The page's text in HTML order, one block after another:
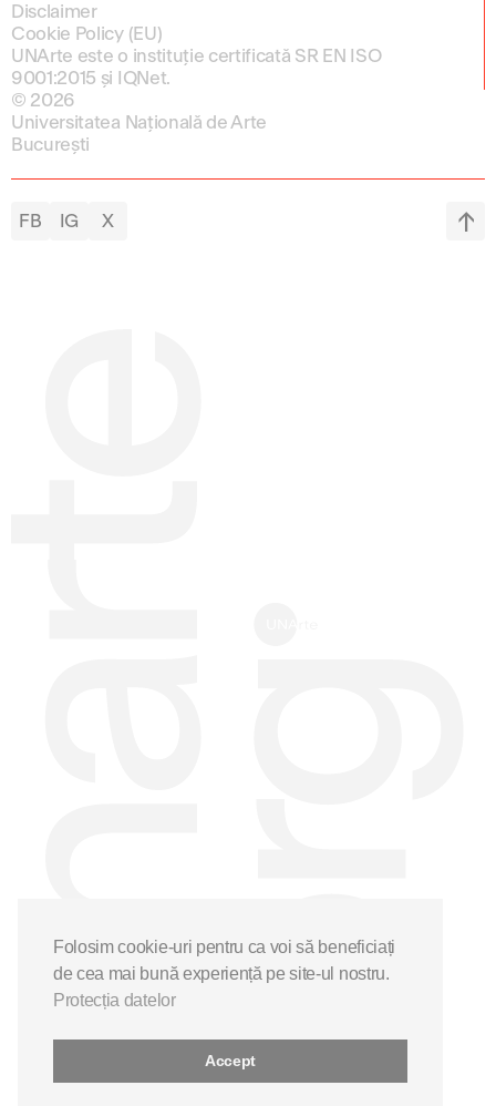
Disclaimer
Cookie Policy (EU)
UNArte este o instituție certificată SR EN ISO
9001:2015 și IQNet.
© 2026
Universitatea Națională de Arte
București
FB IG X
Folosim cookie-uri pentru ca voi să beneficiați
de cea mai bună experiență pe site-ul nostru.
Protecția datelor
Accept